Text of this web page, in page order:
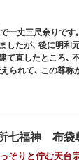
一丈三尺余りです
したが､ 後に明和
て直したところ､
られて､ この尊称
ます。
そりと佇む天台